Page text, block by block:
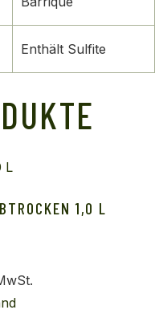
Enthält Sulfite
1,0 L